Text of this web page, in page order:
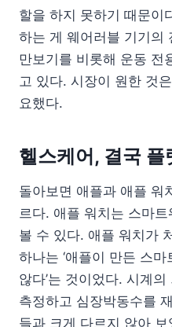
할을 하지 못하기 때문이
하는 게 웨어러블 기기의
만보기를 비롯해 운동 전
고 있다. 시장이 원한 것
요했다.
헬스케어, 결국 플
돌아보면 애플과 애플 워
르다. 애플 워치는 스마
볼 수 있다. 애플 워치가
하나는 ‘애플이 만든 스
않다’는 것이었다. 시계
측정하고 심장박동수를
들과 크게 다르지 않아 보